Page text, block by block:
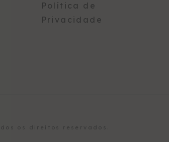
Política de
Privacidade